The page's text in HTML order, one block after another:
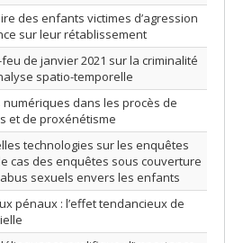
des enfants victimes d’agression
sur leur rétablissement
feu de janvier 2021 sur la criminalité
spatio-temporelle
numériques dans les procès de
et de proxénétisme
technologies sur les enquêtes
cas des enquêtes sous couverture
sexuels envers les enfants
pénaux : l’effet tendancieux de